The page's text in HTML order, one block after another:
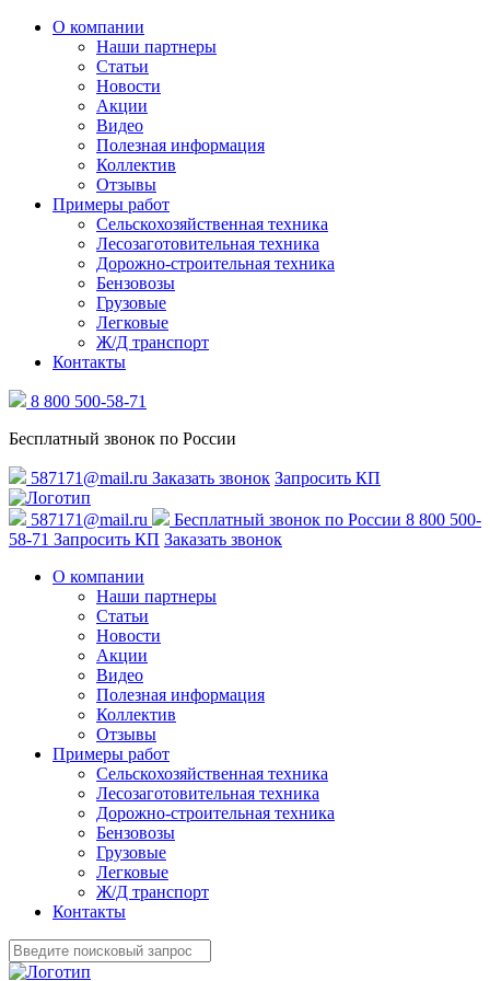
О компании
Наши партнеры
Статьи
Новости
Акции
Видео
Полезная информация
Коллектив
Отзывы
Примеры работ
Сельскохозяйственная техника
Лесозаготовительная техника
Дорожно-строительная техника
Бензовозы
Грузовые
Легковые
Ж/Д транспорт
Контакты
8 800 500-58-71
Бесплатный звонок по России
587171@mail.ru Заказать звонок Запросить КП
587171@mail.ru Бесплатный звонок по России 8 800 500-
58-71 Запросить КП Заказать звонок
О компании
Наши партнеры
Статьи
Новости
Акции
Видео
Полезная информация
Коллектив
Отзывы
Примеры работ
Сельскохозяйственная техника
Лесозаготовительная техника
Дорожно-строительная техника
Бензовозы
Грузовые
Легковые
Ж/Д транспорт
Контакты